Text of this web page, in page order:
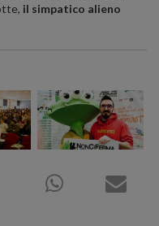
il simpatico alieno